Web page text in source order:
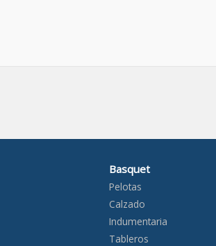
Basquet
Pelotas
Calzado
Indumentaria
Tableros